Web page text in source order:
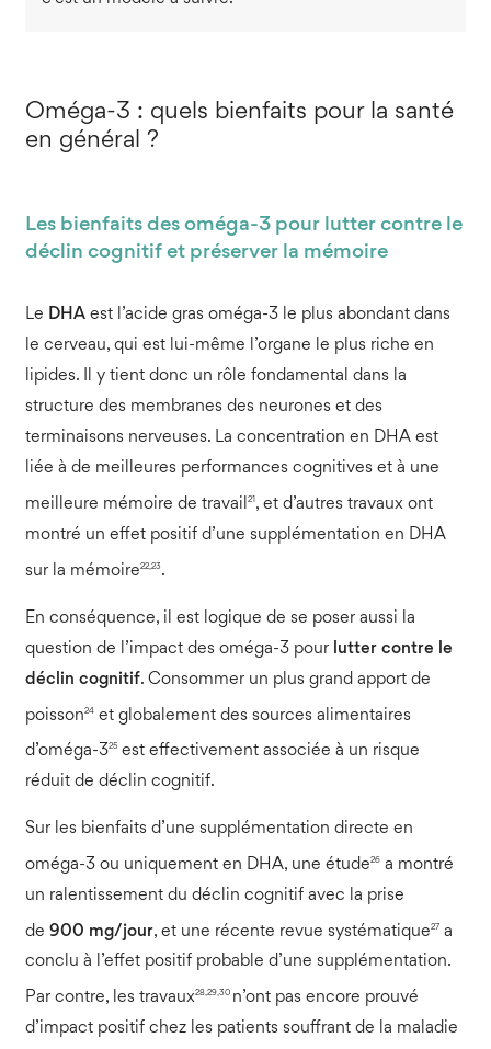
Oméga-3 : quels bienfaits pour la santé
en général ?
Les bienfaits des oméga-3 pour lutter contre le
déclin cognitif et préserver la mémoire
Le DHAest l’acide gras oméga-3 le plus abondant dans
le cerveau, qui est lui-même l’organe le plus riche en
lipides. Il y tient donc un rôle fondamental dans la
structure des membranes des neurones et des
terminaisons nerveuses. La concentration en DHA est
liée à de meilleures performances cognitives et à une
meilleure mémoire de travail21, et d’autres travaux ont
montré un effet positif d’une supplémentation en DHA
sur la mémoire22,23 .
En conséquence, il est logique de se poser aussi la
question de l’impact des oméga-3 pourlutter contre le
déclin cognitif. Consommer un plus grand apport de
poisson24et globalement des sources alimentaires
d’oméga-325est effectivement associée à un risque
réduit de déclin cognitif.
Sur les bienfaits d’une supplémentation directe en
oméga-3 ou uniquement en DHA, une étude26a montré
un ralentissement du déclin cognitif avec la prise
de 900 mg/jour, et une récente revue systématique27 a
conclu à l’effet positif probable d’une supplémentation.
Par contre, les travaux28,29,30 n’ont pas encore prouvé
d’impact positif chez les patients souffrant de la maladie